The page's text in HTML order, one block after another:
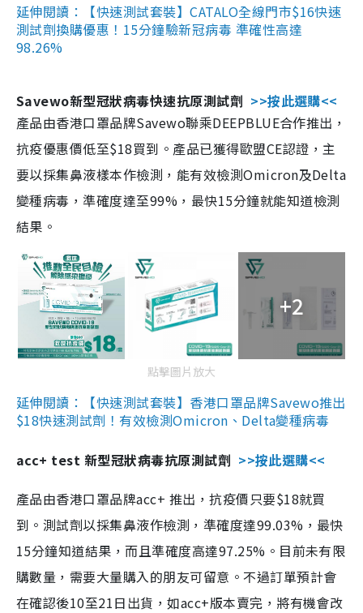
延伸閱讀：【快速測試套裝】CATALO全線門市$16快速
測試劑換購優惠！15分鐘驗新冠病毒 準確性高達
98.26%
Savewo新型冠狀病毒快速抗原測試劑 >>按此選購<<
產品由香港口罩品牌Savewo聯乘DEEPBLUE合作推出，
抗疫優惠價低至$18買到。產品已獲得歐盟CE認證，主
要以採集鼻液樣本作檢測，能有效檢測Omicron及Delta
變種病毒，準確度達至99%，最快15分鐘就能知道檢測
結果。
+2
點擊圖片放大
延伸閱讀：【快速測試套裝】香港口罩品牌Savewo推出
$18快速測試劑！有效檢測Omicron、Delta變種病毒
acc+ test 新型冠狀病毒抗原測試劑 >>按此選購<<
產品由香港口罩品牌acc+ 推出，抗疫價只要$18就買
到。測試劑以採集鼻液作檢測，準確度達99.03%，最快
15分鐘知道結果，而且準確度高達97.25%。目前未有限
購數量，需要大量購入的朋友可留意。不過訂單預計會
在確認後10至21日出貨，如acc+版本賣完，將有機會改